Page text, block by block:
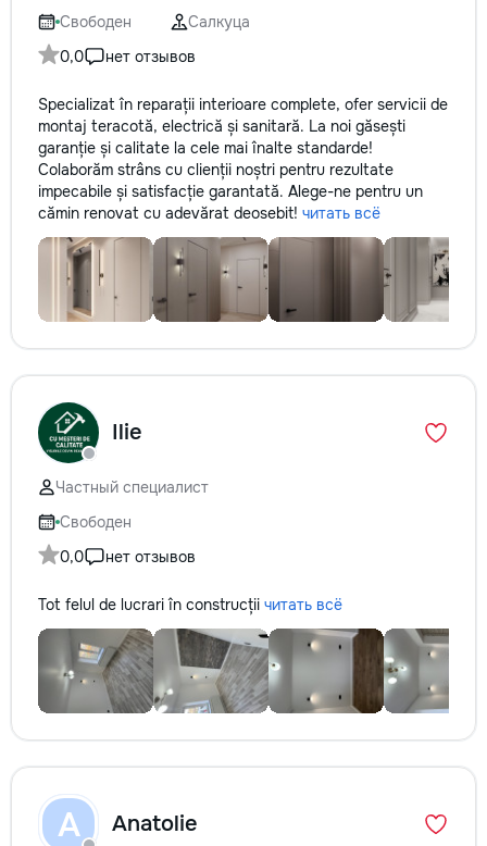
Свободен
Салкуца
0,0
нет отзывов
Specializat în reparații interioare complete, ofer servicii de
montaj teracotă, electrică și sanitară. La noi găsești
garanție și calitate la cele mai înalte standarde!
Colaborăm strâns cu clienții noștri pentru rezultate
impecabile și satisfacție garantată. Alege-ne pentru un
cămin renovat cu adevărat deosebit! читать всё
Ilie
Частный специалист
Свободен
0,0
нет отзывов
Tot felul de lucrari în construcții читать всё
A Anatolie